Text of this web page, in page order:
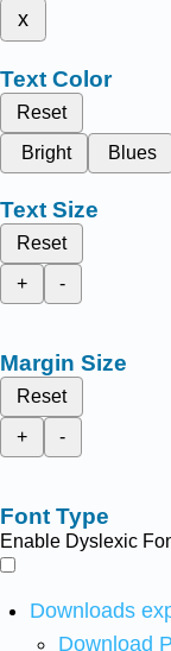
x
Text Color
Reset
Bright
Blues
Text Size
Reset
+
-
Margin Size
Reset
+
-
Font Type
Enable Dyslexic
Downloads
Download